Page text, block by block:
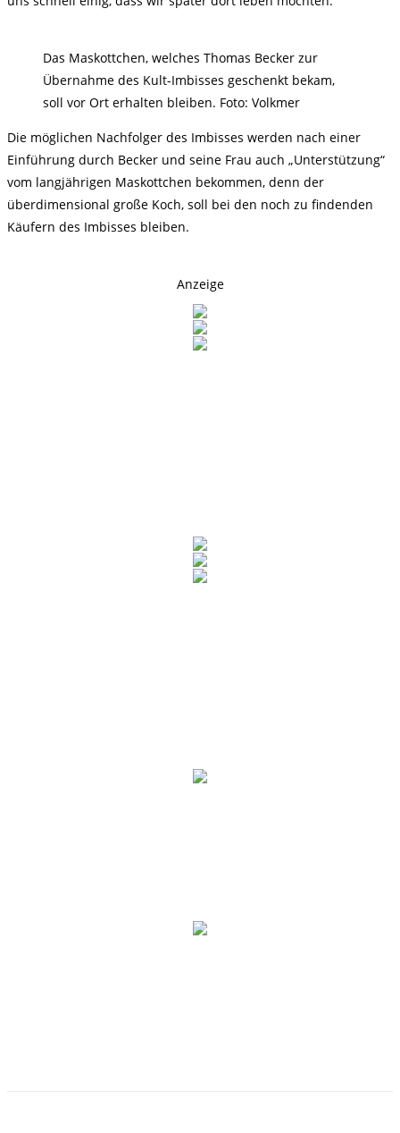
Das Maskottchen, welches Thomas Becker zur
Übernahme des Kult-Imbisses geschenkt bekam,
soll vor Ort erhalten bleiben. Foto: Volkmer
Die möglichen Nachfolger des Imbisses werden nach einer
Einführung durch Becker und seine Frau auch „Unterstützung“
vom langjährigen Maskottchen bekommen, denn der
überdimensional große Koch, soll bei den noch zu findenden
Käufern des Imbisses bleiben.
Anzeige